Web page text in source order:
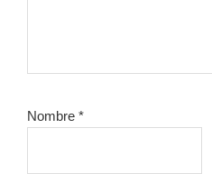
Nombre *